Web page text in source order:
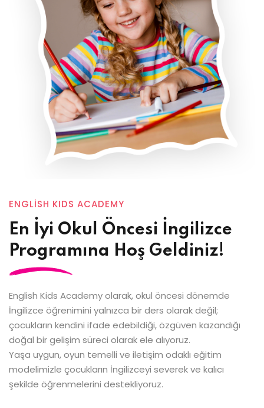
ENGLISH KIDS ACADEMY
En İyi Okul Öncesi İngilizce
Programına Hoş Geldiniz!
English Kids Academy olarak, okul öncesi dönemde
İngilizce öğrenimini yalnızca bir ders olarak değil;
çocukların kendini ifade edebildiği, özgüven kazandığı
doğal bir gelişim süreci olarak ele alıyoruz.
Yaşa uygun, oyun temelli ve iletişim odaklı eğitim
modelimizle çocukların İngilizceyi severek ve kalıcı
şekilde öğrenmelerini destekliyoruz.